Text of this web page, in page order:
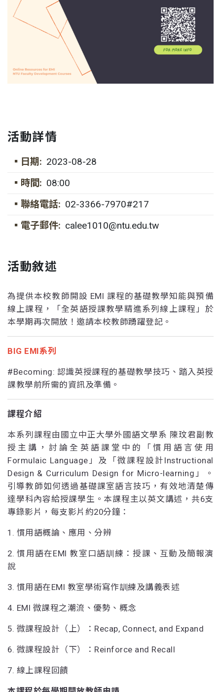
活動詳情
▪日期: 2023-08-28
▪時間: 08:00
▪聯絡電話: 02-3366-7970#217
▪電子郵件: calee1010@ntu.edu.tw
活動敘述
為提供本校教師開設 EMI 課程的基礎教學知能與預備
線上課程，「全英語授課教學精進系列線上課程」於
本學期再次開放！邀請本校教師踴躍登記。
BIG EMI系列
#Becoming: 認識英授課程的基礎教學技巧、踏入英授
課教學前所需的資訊及準備。
課程介紹
本系列課程由國立中正大學外國語文學系 陳玟君副教
授主講，討論全英語課堂中的「慣用語言使用
Formulaic Language」及「微課程設計Instructional
Design & Curriculum Design for Micro-learning」。
引導教師如何透過基礎課室語言技巧，有效地清楚傳
達學科內容給授課學生。本課程主以英文講述，共6支
專錄影片，每支影片約20分鐘：
1. 慣用語概論、應用、分辨
2. 慣用語在EMI 教室口語訓練：授課、互動及簡報演
說
3. 慣用語在EMI 教室學術寫作訓練及講義表述
4. EMI 微課程之潮流、優勢、概念
5. 微課程設計（上）：Recap, Connect, and Expand
6. 微課程設計（下）：Reinforce and Recall
7. 線上課程回饋